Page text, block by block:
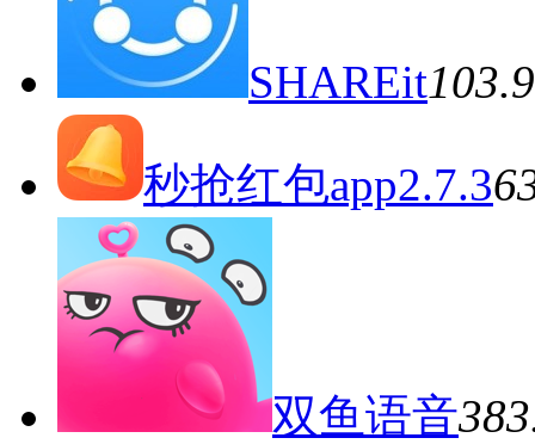
SHAREit
秒抢红包app2.7.3
双鱼语音